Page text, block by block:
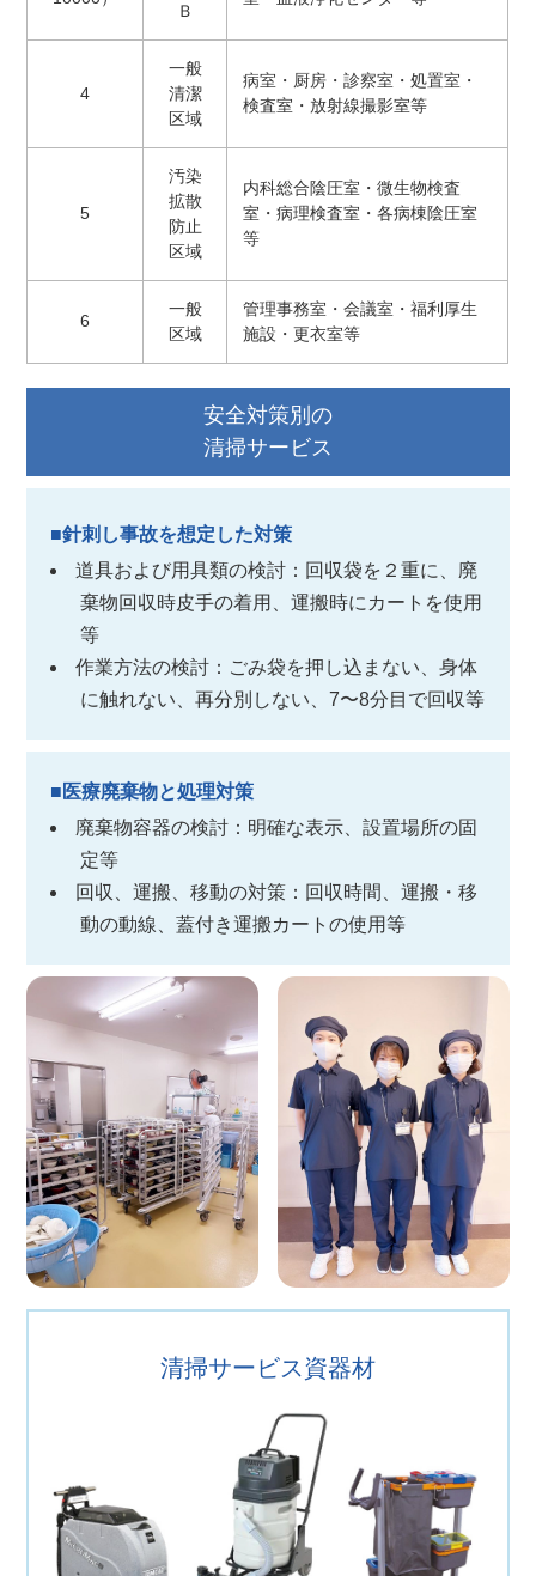
Ｂ
4
一般
清潔
区域
病室・厨房・診察室・処置室・
検査室・放射線撮影室等
5
汚染
拡散
防止
区域
内科総合陰圧室・微生物検査
室・病理検査室・各病棟陰圧室
等
6
一般
区域
管理事務室・会議室・福利厚生
施設・更衣室等
安全対策別の
清掃サービス
■針刺し事故を想定した対策
道具および用具類の検討：回収袋を２重に、廃
棄物回収時皮手の着用、運搬時にカートを使用
等
作業方法の検討：ごみ袋を押し込まない、身体
に触れない、再分別しない、7〜8分目で回収等
■医療廃棄物と処理対策
廃棄物容器の検討：明確な表示、設置場所の固
定等
回収、運搬、移動の対策：回収時間、運搬・移
動の動線、蓋付き運搬カートの使用等
清掃サービス資器材